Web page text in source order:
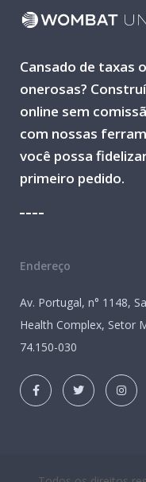
Cansado de taxas
onerosas?
online sem
com nossas
você possa
primeiro pedido.
Endereço
Av. Portugal, n° 1148,
Health Complex, Setor
74.150-030